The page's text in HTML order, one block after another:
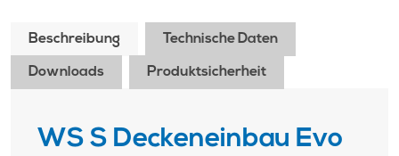
Beschreibung Technische Daten
Downloads Produktsicherheit
WS S Deckeneinbau Evo